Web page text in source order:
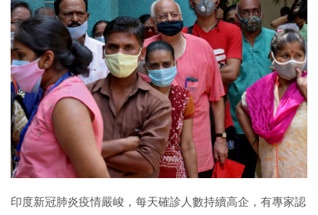
生成式AI與雲端應用
Enterprise Digital Transformation
特集
印度新冠肺炎疫情嚴峻，每天確診人數持續高企，有專家認